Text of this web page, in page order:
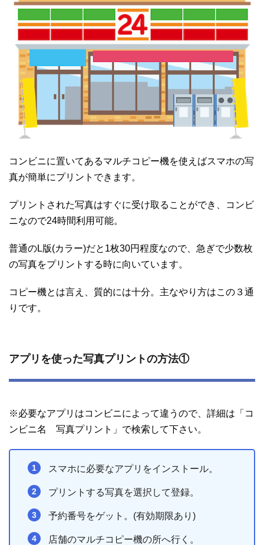
コンビニに置いてあるマルチコピー機を使えばスマホの写
真が簡単にプリントできます。
プリントされた写真はすぐに受け取ることができ、コンビ
ニなので24時間利用可能。
普通のL版(カラー)だと1枚30円程度なので、急ぎで少数枚
の写真をプリントする時に向いています。
コピー機とは言え、質的には十分。主なやり方はこの３通
りです。
アプリを使った写真プリントの方法①
※必要なアプリはコンビニによって違うので、詳細は「コ
ンビニ名 写真プリント」で検索して下さい。
スマホに必要なアプリをインストール。
プリントする写真を選択して登録。
予約番号をゲット。(有効期限あり)
店舗のマルチコピー機の所へ行く。